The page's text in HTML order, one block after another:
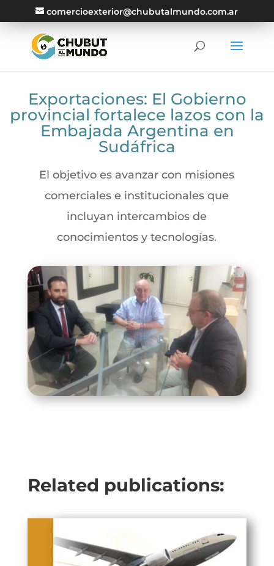
comercioexterior@chubutalmundo.com.ar
Exportaciones: El Gobierno
provincial fortalece lazos con la
Embajada Argentina en
Sudáfrica
El objetivo es avanzar con misiones
comerciales e institucionales que
incluyan intercambios de
conocimientos y tecnologías.
Related publications: